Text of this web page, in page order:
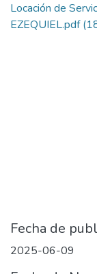
Locación de
EZEQUIEL.pdf
Fecha de
2025-06-09